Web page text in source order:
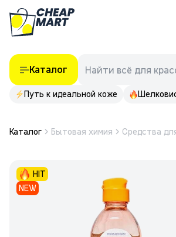
Каталог Найти всё для
Путь к идеальной коже
Каталог Бытовая химия Средства
HIT
NEW